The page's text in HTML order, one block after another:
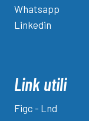
Whatsapp
Linkedin
Link utili
Figc - Lnd